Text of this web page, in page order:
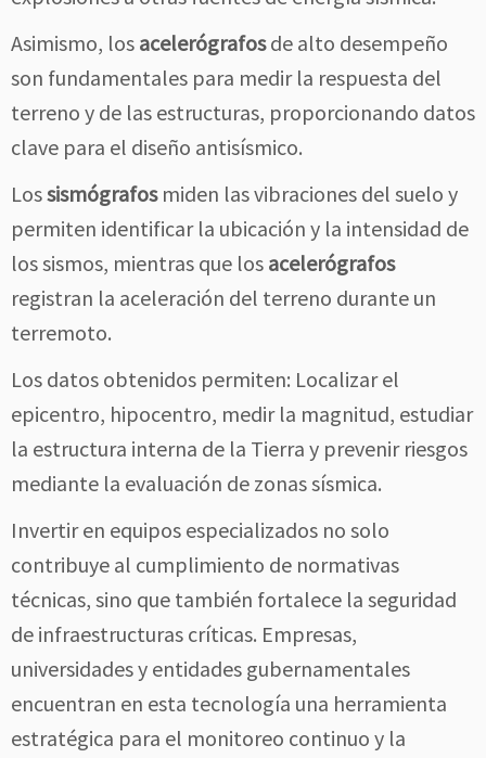
Asimismo, los acelerógrafosde alto desempeño
son fundamentales para medir la respuesta del
terreno y de las estructuras, proporcionando datos
clave para el diseño antisísmico.
Lossismógrafosmiden las vibraciones del suelo y
permiten identificar la ubicación y la intensidad de
los sismos, mientras que los acelerógrafos
registran la aceleración del terreno durante un
terremoto.
Los datos obtenidos permiten: Localizar el
epicentro, hipocentro, medir la magnitud, estudiar
la estructura interna de la Tierra y prevenir riesgos
mediante la evaluación de zonas sísmica.
Invertir en equipos especializados no solo
contribuye al cumplimiento de normativas
técnicas, sino que también fortalece la seguridad
de infraestructuras críticas. Empresas,
universidades y entidades gubernamentales
encuentran en esta tecnología una herramienta
estratégica para el monitoreo continuo y la